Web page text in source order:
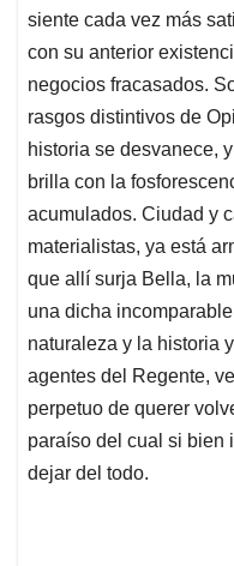
siente cada vez más
con su anterior
negocios fracasados.
rasgos distintivos de
historia se desvanece,
brilla con la
acumulados. Ciudad y
materialistas, ya está
que allí surja Bella, la
una dicha
naturaleza y la historia
agentes del Regente,
perpetuo de querer
paraíso del cual si bien
dejar del todo.